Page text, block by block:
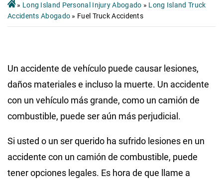
» Long Island Personal Injury Abogado » Long Island Truck
Accidents Abogado » Fuel Truck Accidents
Un accidente de vehículo puede causar lesiones,
daños materiales e incluso la muerte. Un accidente
con un vehículo más grande, como un camión de
combustible, puede ser aún más perjudicial.
Si usted o un ser querido ha sufrido lesiones en un
accidente con un camión de combustible, puede
tener opciones legales. Es hora de que llame a